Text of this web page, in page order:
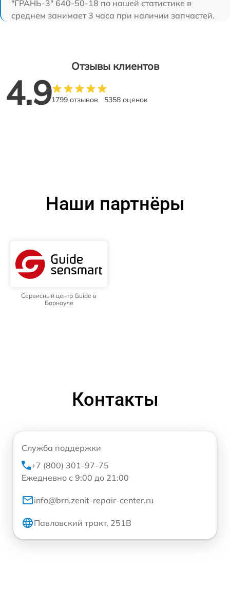
"ГРАНЬ-3" 640-50-18 по нашей статистике в
среднем занимает 3 часа при наличии запчастей.
Отзывы клиентов
4.91799 отзывов 5358 оценок
Наши партнёры
Сервисный центр Guide в
Барнауле
Контакты
Служба поддержки
+7 (800) 301-97-75
Ежедневно с 9:00 до 21:00
info@brn.zenit-repair-center.ru
Павловский тракт, 251В